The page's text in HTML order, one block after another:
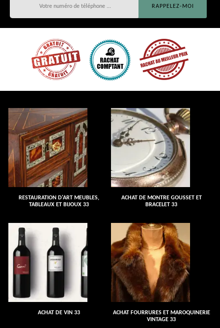
RESTAURATION D'ART MEUBLES,
TABLEAUX ET BIJOUX 33
ACHAT DE MONTRE GOUSSET ET
BRACELET 33
ACHAT DE VIN 33
ACHAT FOURRURES ET MAROQUINERIE
VINTAGE 33